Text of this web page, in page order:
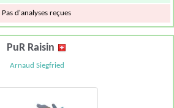
Pas d'analyses reçues
PuR Raisin
Arnaud Siegfried